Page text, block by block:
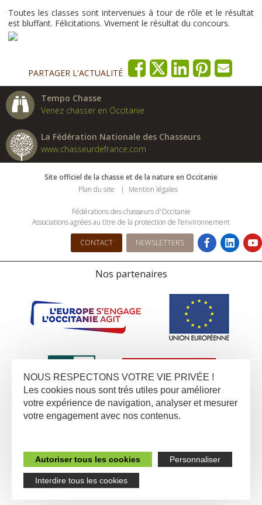
Toutes les classes sont intervenues à tour de rôle et le résultat
est bluffant. Félicitations. Vivement le résultat du concours.
PARTAGER L'ACTUALITÉ
Tempo Chasse
Venez chasser en Occitanie
La Fédération Nationale des Chasseurs
www.chasseurdefrance.com
Site officiel de la chasse et de la nature en Occitanie
Plan du site
Mention légales
Fédérations des chasseurs d'Occitanie
Associations agrées au titre de la protection de l’environnement
CONTACT NEWSLETTERS
Nos partenaires
NOUS RESPECTONS VOTRE VIE PRIVÉE !
Les cookies nous sont trés utiles pour améliorer
votre expérience de navigation, analyser et mesurer
votre engagement avec nos contenus.
Autoriser tous les cookies Personnaliser
Interdire tous les cookies